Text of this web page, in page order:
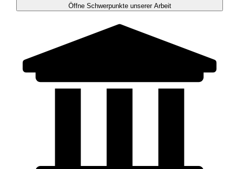
Öffne Schwerpunkte unserer Arbeit